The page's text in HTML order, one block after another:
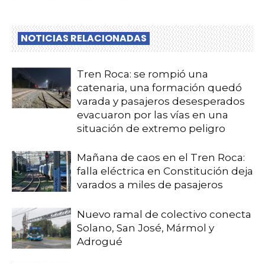
NOTICIAS RELACIONADAS
Tren Roca: se rompió una
catenaria, una formación quedó
varada y pasajeros desesperados
evacuaron por las vías en una
situación de extremo peligro
Mañana de caos en el Tren Roca:
falla eléctrica en Constitución deja
varados a miles de pasajeros
Nuevo ramal de colectivo conecta
Solano, San José, Mármol y
Adrogué